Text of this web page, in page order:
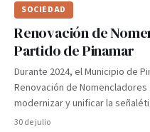
SOCIEDAD
Renovación de
Partido de Pinamar
Durante 2024, el Municipio de
Renovación de
modernizar y unificar la
30 de julio